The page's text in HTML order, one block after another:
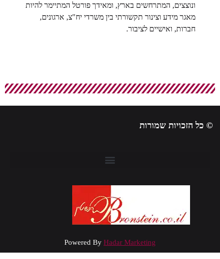
ונוצצים, המתרחשים בארץ, ומאידך פורטל המתיימר להיות
מאגר מידע וצינור תקשורתי בין משרדי יח"צ, ארגונים,
חברות, ואישיים לציבור.
כל הזכויות שמורות
Powered ByHadar Marketing